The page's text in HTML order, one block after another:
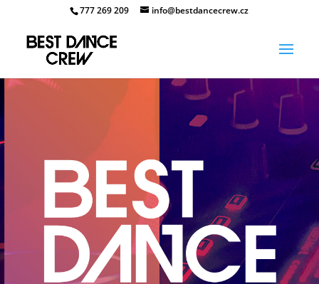
777 269 209 info@bestdancecrew.cz